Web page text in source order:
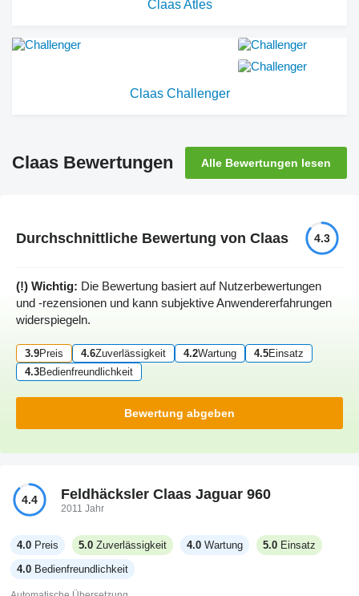
Claas Atles
Claas Challenger
Claas Bewertungen Alle Bewertungen lesen
Durchschnittliche Bewertung von Claas 4.3
(!) Wichtig: Die Bewertung basiert auf Nutzerbewertungen
und -rezensionen und kann subjektive Anwendererfahrungen
widerspiegeln.
3.9Preis 4.6Zuverlässigkeit 4.2Wartung 4.5Einsatz
4.3Bedienfreundlichkeit
Bewertung abgeben
4.4 Feldhäcksler Claas Jaguar 960
2011 Jahr
4.0 Preis 5.0 Zuverlässigkeit 4.0 Wartung 5.0 Einsatz
4.0 Bedienfreundlichkeit